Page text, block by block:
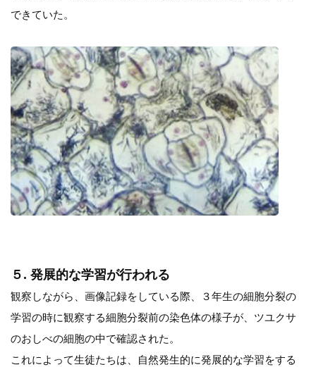
できていた。
５. 発展的な学習が行われる
観察しながら、画像記録をしている際、３年生の細胞分裂の
学習の時に観察する細胞分裂前の染色体の様子が、ツユクサ
のおしべの細胞の中で確認された。
これによって生徒たちは、自然発生的に発展的な学習をする